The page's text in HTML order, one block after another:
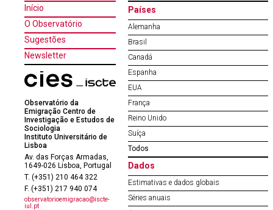
Início
O Observatório
Sugestões
Newsletter
Observatório da
Emigração Centro de
Investigação e Estudos de
Sociologia
Instituto Universitário de
Lisboa
Av. das Forças Armadas,
1649-026 Lisboa, Portugal
T. (+351) 210 464 322
F. (+351) 217 940 074
observatorioemigracao@iscte-
iul.pt
Países
Alemanha
Brasil
Canadá
Espanha
EUA
França
Reino Unido
Suíça
Todos
Dados
Estimativas e dados globais
Séries anuais